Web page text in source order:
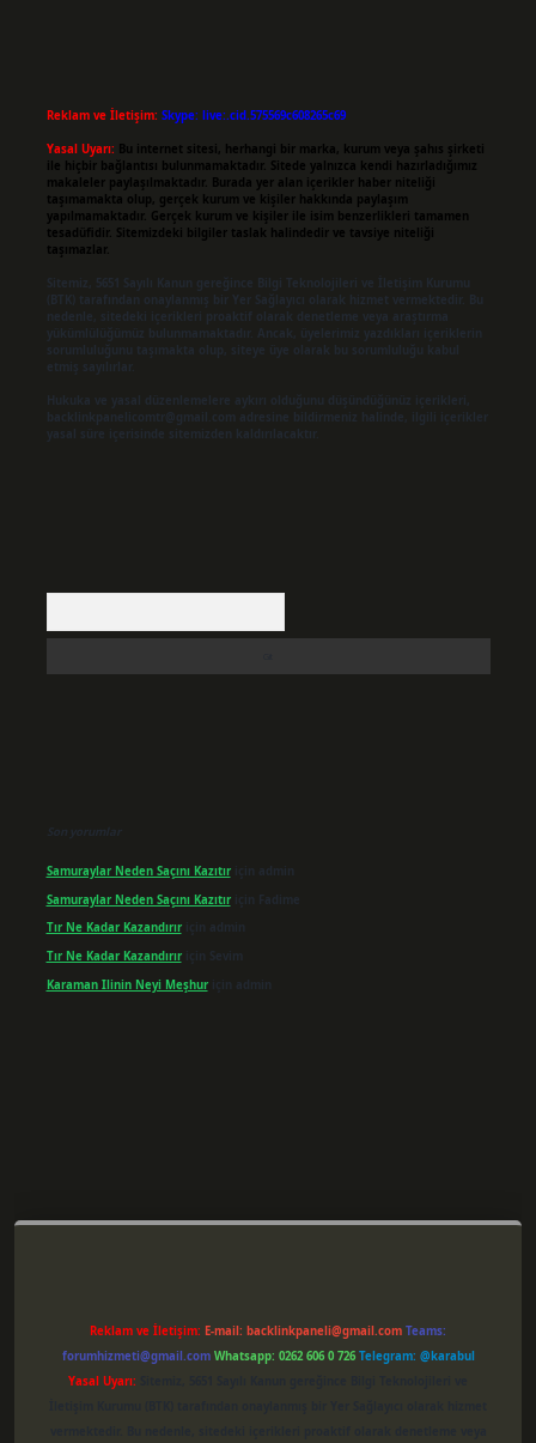
Reklam ve İletişim: Skype: live:.cid.575569c608265c69
Yasal Uyarı: Bu internet sitesi, herhangi bir marka, kurum veya şahıs şirketi
ile hiçbir bağlantısı bulunmamaktadır. Sitede yalnızca kendi hazırladığımız
makaleler paylaşılmaktadır. Burada yer alan içerikler haber niteliği
taşımamakta olup, gerçek kurum ve kişiler hakkında paylaşım
yapılmamaktadır. Gerçek kurum ve kişiler ile isim benzerlikleri tamamen
tesadüfidir. Sitemizdeki bilgiler taslak halindedir ve tavsiye niteliği
taşımazlar.
Sitemiz, 5651 Sayılı Kanun gereğince Bilgi Teknolojileri ve İletişim Kurumu
(BTK) tarafından onaylanmış bir Yer Sağlayıcı olarak hizmet vermektedir. Bu
nedenle, sitedeki içerikleri proaktif olarak denetleme veya araştırma
yükümlülüğümüz bulunmamaktadır. Ancak, üyelerimiz yazdıkları içeriklerin
sorumluluğunu taşımakta olup, siteye üye olarak bu sorumluluğu kabul
etmiş sayılırlar.
Hukuka ve yasal düzenlemelere aykırı olduğunu düşündüğünüz içerikleri,
backlinkpanelicomtr@gmail.com
adresine bildirmeniz halinde, ilgili içerikler
yasal süre içerisinde sitemizden kaldırılacaktır.
Son yorumlar
Samuraylar Neden Saçını Kazıtıriçin admin
Samuraylar Neden Saçını Kazıtıriçin Fadime
Tır Ne Kadar Kazandırıriçin admin
Tır Ne Kadar Kazandırıriçin Sevim
Karaman Ilinin Neyi Meşhuriçin admin
Reklam ve İletişim: E-mail: backlinkpaneli@gmail.com Teams:
forumhizmeti@gmail.com Whatsapp: 0262 606 0 726 Telegram: @karabul
Yasal Uyarı: